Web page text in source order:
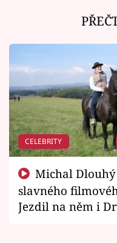
CELEBRITY
slavného
Jezdil na něm i